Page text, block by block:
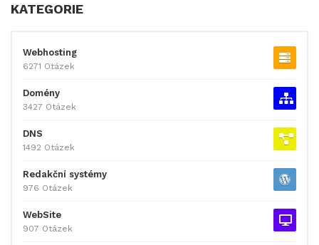
KATEGORIE
Webhosting
6271 Otázek
Domény
3427 Otázek
DNS
1492 Otázek
Redakční systémy
976 Otázek
WebSite
907 Otázek